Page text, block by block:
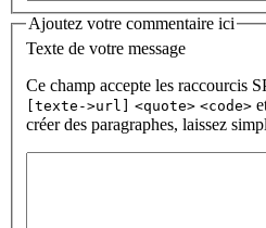
Ajoutez votre commentaire ici
Texte de votre message
Ce champ accepte les raccourcis
[texte->url]
<quote> <code>
créer des paragraphes, laissez